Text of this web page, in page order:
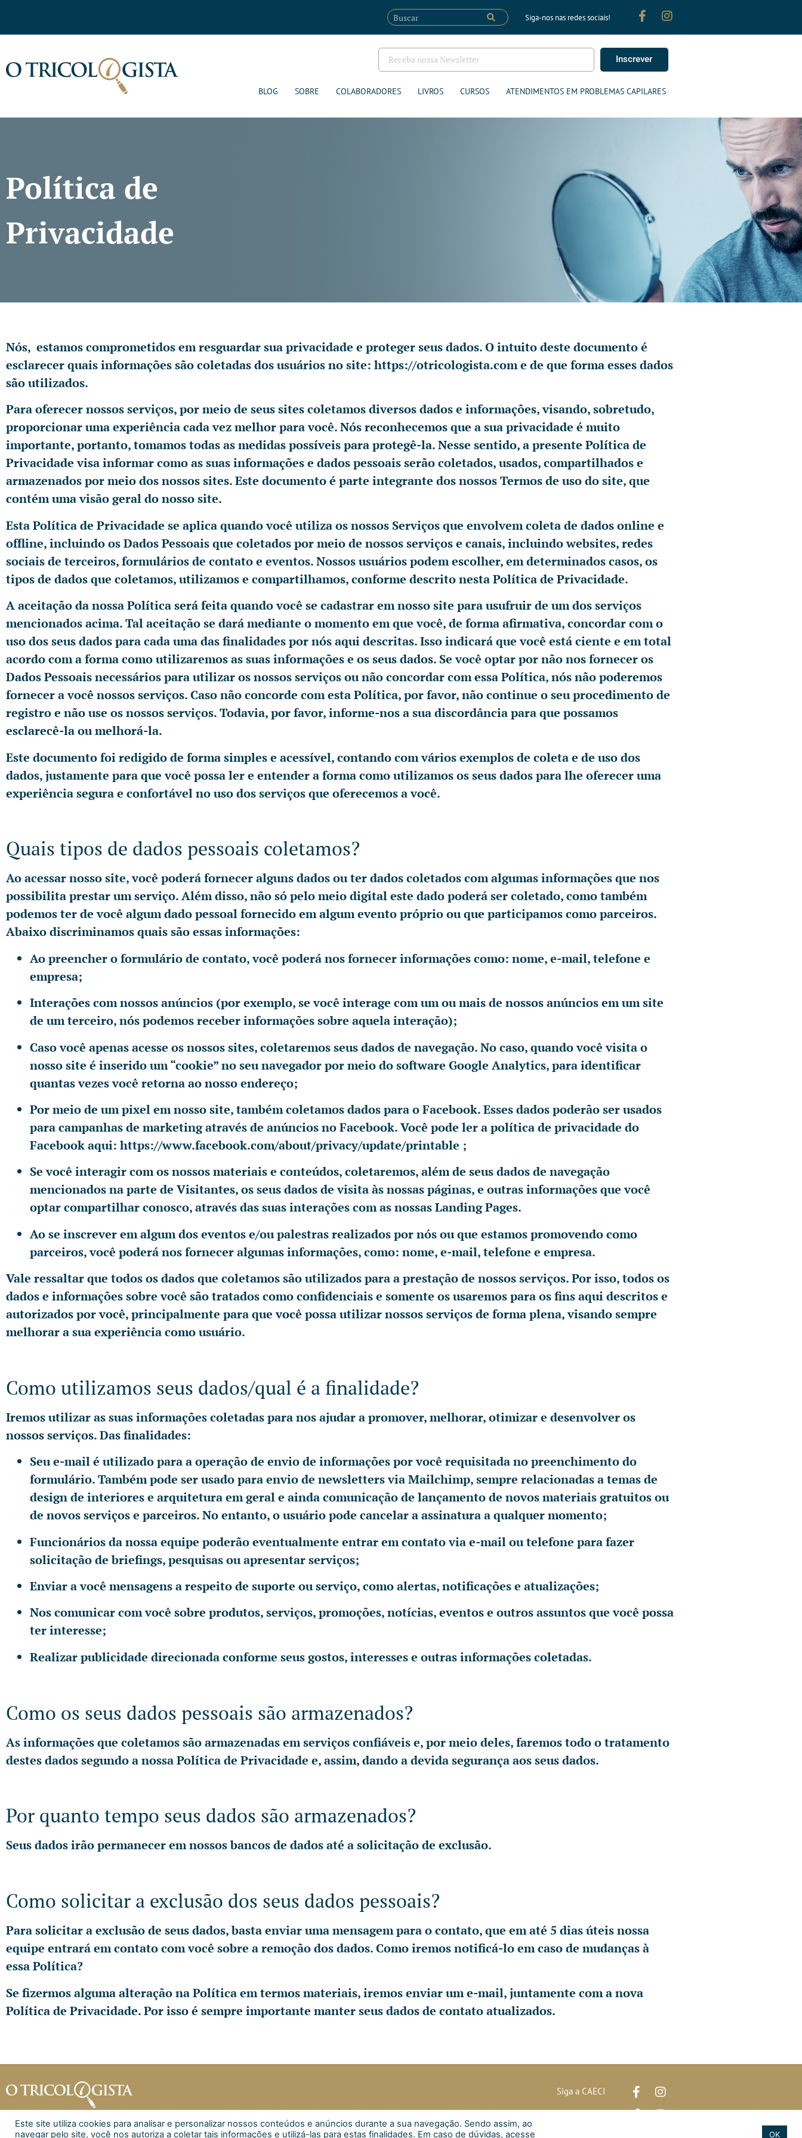
Siga-nos nas redes sociais!
Inscrever
BLOG SOBRE COLABORADORES LIVROS CURSOS ATENDIMENTOS EM PROBLEMAS CAPILARES
Política de
Privacidade
Nós, estamos comprometidos em resguardar sua privacidade e proteger seus dados. O intuito deste documento é
esclarecer quais informações são coletadas dos usuários no site: https://otricologista.com e de que forma esses dados
são utilizados.
Para oferecer nossos serviços, por meio de seus sites coletamos diversos dados e informações, visando, sobretudo,
proporcionar uma experiência cada vez melhor para você. Nós reconhecemos que a sua privacidade é muito
importante, portanto, tomamos todas as medidas possíveis para protegê-la. Nesse sentido, a presente Política de
Privacidade visa informar como as suas informações e dados pessoais serão coletados, usados, compartilhados e
armazenados por meio dos nossos sites. Este documento é parte integrante dos nossos Termos de uso do site, que
contém uma visão geral do nosso site.
Esta Política de Privacidade se aplica quando você utiliza os nossos Serviços que envolvem coleta de dados online e
offline, incluindo os Dados Pessoais que coletados por meio de nossos serviços e canais, incluindo websites, redes
sociais de terceiros, formulários de contato e eventos. Nossos usuários podem escolher, em determinados casos, os
tipos de dados que coletamos, utilizamos e compartilhamos, conforme descrito nesta Política de Privacidade.
A aceitação da nossa Política será feita quando você se cadastrar em nosso site para usufruir de um dos serviços
mencionados acima. Tal aceitação se dará mediante o momento em que você, de forma afirmativa, concordar com o
uso dos seus dados para cada uma das finalidades por nós aqui descritas. Isso indicará que você está ciente e em total
acordo com a forma como utilizaremos as suas informações e os seus dados. Se você optar por não nos fornecer os
Dados Pessoais necessários para utilizar os nossos serviços ou não concordar com essa Política, nós não poderemos
fornecer a você nossos serviços. Caso não concorde com esta Política, por favor, não continue o seu procedimento de
registro e não use os nossos serviços. Todavia, por favor, informe-nos a sua discordância para que possamos
esclarecê-la ou melhorá-la.
Este documento foi redigido de forma simples e acessível, contando com vários exemplos de coleta e de uso dos
dados, justamente para que você possa ler e entender a forma como utilizamos os seus dados para lhe oferecer uma
experiência segura e confortável no uso dos serviços que oferecemos a você.
Quais tipos de dados pessoais coletamos?
Ao acessar nosso site, você poderá fornecer alguns dados ou ter dados coletados com algumas informações que nos
possibilita prestar um serviço. Além disso, não só pelo meio digital este dado poderá ser coletado, como também
podemos ter de você algum dado pessoal fornecido em algum evento próprio ou que participamos como parceiros.
Abaixo discriminamos quais são essas informações:
Ao preencher o formulário de contato, você poderá nos fornecer informações como: nome, e-mail, telefone e
empresa;
Interações com nossos anúncios (por exemplo, se você interage com um ou mais de nossos anúncios em um site
de um terceiro, nós podemos receber informações sobre aquela interação);
Caso você apenas acesse os nossos sites, coletaremos seus dados de navegação. No caso, quando você visita o
nosso site é inserido um “cookie” no seu navegador por meio do software Google Analytics, para identificar
quantas vezes você retorna ao nosso endereço;
Por meio de um pixel em nosso site, também coletamos dados para o Facebook. Esses dados poderão ser usados
para campanhas de marketing através de anúncios no Facebook. Você pode ler a política de privacidade do
Facebook aqui: https://www.facebook.com/about/privacy/update/printable ;
Se você interagir com os nossos materiais e conteúdos, coletaremos, além de seus dados de navegação
mencionados na parte de Visitantes, os seus dados de visita às nossas páginas, e outras informações que você
optar compartilhar conosco, através das suas interações com as nossas Landing Pages.
Ao se inscrever em algum dos eventos e/ou palestras realizados por nós ou que estamos promovendo como
parceiros, você poderá nos fornecer algumas informações, como: nome, e-mail, telefone e empresa.
Vale ressaltar que todos os dados que coletamos são utilizados para a prestação de nossos serviços. Por isso, todos os
dados e informações sobre você são tratados como confidenciais e somente os usaremos para os fins aqui descritos e
autorizados por você, principalmente para que você possa utilizar nossos serviços de forma plena, visando sempre
melhorar a sua experiência como usuário.
Como utilizamos seus dados/qual é a finalidade?
Iremos utilizar as suas informações coletadas para nos ajudar a promover, melhorar, otimizar e desenvolver os
nossos serviços. Das finalidades:
Seu e-mail é utilizado para a operação de envio de informações por você requisitada no preenchimento do
formulário. Também pode ser usado para envio de newsletters via Mailchimp, sempre relacionadas a temas de
design de interiores e arquitetura em geral e ainda comunicação de lançamento de novos materiais gratuitos ou
de novos serviços e parceiros. No entanto, o usuário pode cancelar a assinatura a qualquer momento;
Funcionários da nossa equipe poderão eventualmente entrar em contato via e-mail ou telefone para fazer
solicitação de briefings, pesquisas ou apresentar serviços;
Enviar a você mensagens a respeito de suporte ou serviço, como alertas, notificações e atualizações;
Nos comunicar com você sobre produtos, serviços, promoções, notícias, eventos e outros assuntos que você possa
ter interesse;
Realizar publicidade direcionada conforme seus gostos, interesses e outras informações coletadas.
Como os seus dados pessoais são armazenados?
As informações que coletamos são armazenadas em serviços confiáveis e, por meio deles, faremos todo o tratamento
destes dados segundo a nossa Política de Privacidade e, assim, dando a devida segurança aos seus dados.
Por quanto tempo seus dados são armazenados?
Seus dados irão permanecer em nossos bancos de dados até a solicitação de exclusão.
Como solicitar a exclusão dos seus dados pessoais?
Para solicitar a exclusão de seus dados, basta enviar uma mensagem para o contato, que em até 5 dias úteis nossa
equipe entrará em contato com você sobre a remoção dos dados. Como iremos notificá-lo em caso de mudanças à
essa Política?
Se fizermos alguma alteração na Política em termos materiais, iremos enviar um e-mail, juntamente com a nova
Política de Privacidade. Por isso é sempre importante manter seus dados de contato atualizados.
Inscrever
Siga a CAECI
Siga a Clínica Htri
Este site utiliza cookies para analisar e personalizar nossos conteúdos e anúncios durante a sua navegação. Sendo assim, ao
navegar pelo site, você nos autoriza a coletar tais informações e utilizá-las para estas finalidades. Em caso de dúvidas, acesse
OK